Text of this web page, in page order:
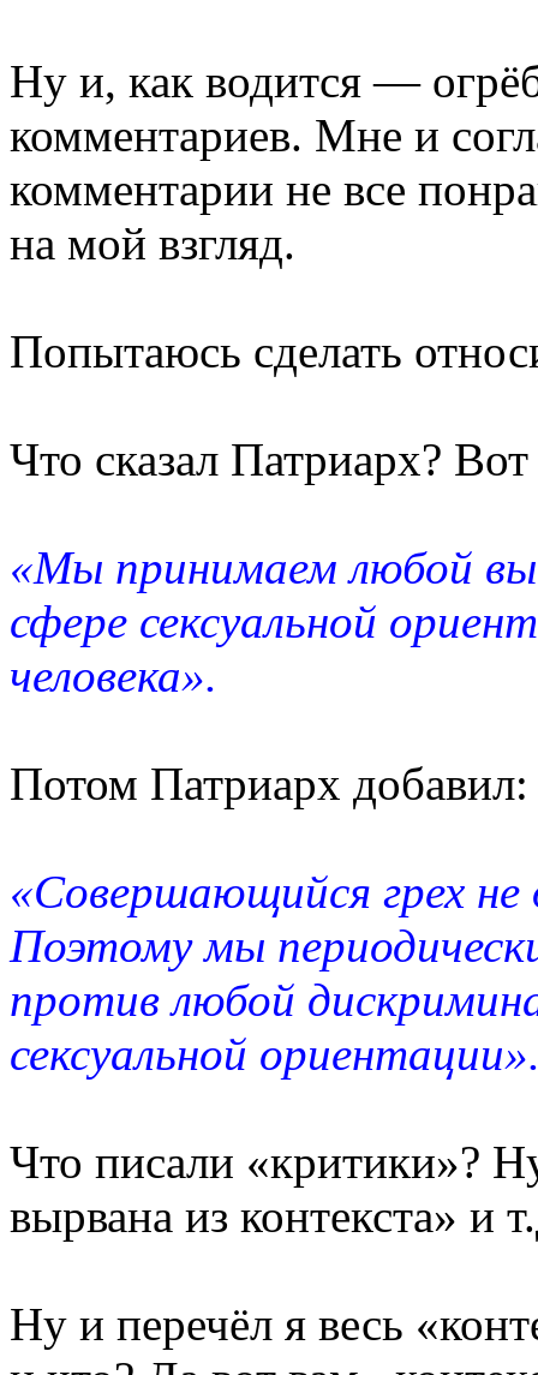
Ну и, как водится —
комментариев. Мне и
комментарии не все
на мой взгляд.
Попытаюсь сделать
Что сказал Патриарх?
«Мы принимаем любой
сфере сексуальной
человека».
Потом Патриарх добавил:
«Совершающийся грех
Поэтому мы
против любой
сексуальной
Что писали «критики»?
вырвана из контекста» и
Ну и перечёл я весь